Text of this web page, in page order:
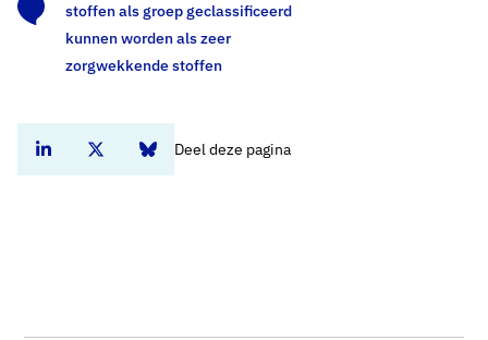
stoffen als groep geclassificeerd
kunnen worden als zeer
zorgwekkende stoffen
Deel deze pagina
Deel dit artikel op Linkedin
Deel dit artikel op Twitter
Deel dit artikel op Bluesky